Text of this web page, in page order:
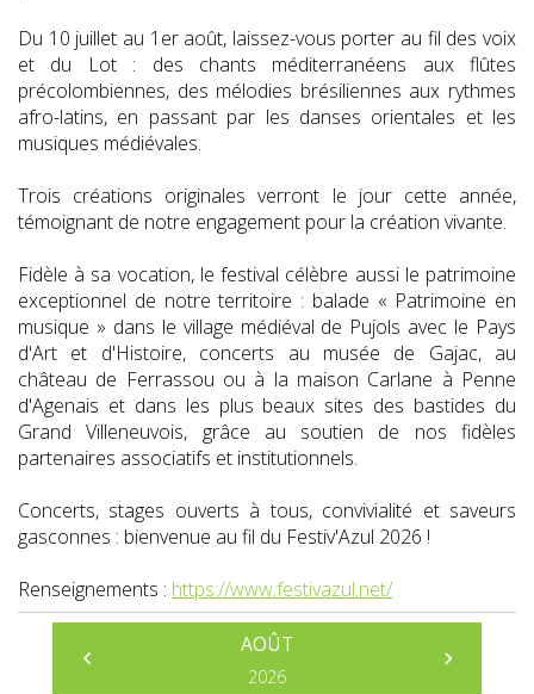
Du 10 juillet au 1er août, laissez-vous porter au fil des voix
et du Lot : des chants méditerranéens aux flûtes
précolombiennes, des mélodies brésiliennes aux rythmes
afro-latins, en passant par les danses orientales et les
musiques médiévales.
Trois créations originales verront le jour cette année,
témoignant de notre engagement pour la création vivante.
Fidèle à sa vocation, le festival célèbre aussi le patrimoine
exceptionnel de notre territoire : balade « Patrimoine en
musique » dans le village médiéval de Pujols avec le Pays
d'Art et d'Histoire, concerts au musée de Gajac, au
château de Ferrassou ou à la maison Carlane à Penne
d'Agenais et dans les plus beaux sites des bastides du
Grand Villeneuvois, grâce au soutien de nos fidèles
partenaires associatifs et institutionnels.
Concerts, stages ouverts à tous, convivialité et saveurs
gasconnes : bienvenue au fil du Festiv'Azul 2026 !
Renseignements : https://www.festivazul.net/
AOÛT
2026